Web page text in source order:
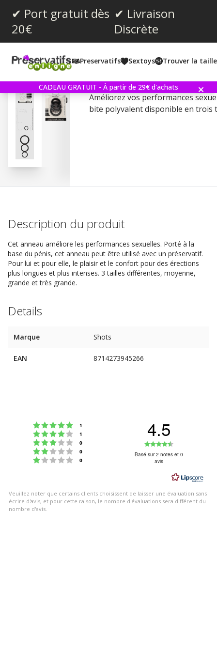
✔ Port gratuit dès
20€
✔ Livraison
Discrète
Preservatifs Sextoys Trouver la
CADEAU GRATUIT - À partir de 29€ d'achats
Note moyenne:
4.5 votes:
2
Round Cockring Set
Améliorez vos performances
bite polyvalent disponible en trois
Description du produit
Cet anneau améliore les performances sexuelles. Porté à la
base du pénis, cet anneau peut être utilisé avec un préservatif.
Pour lui et pour elle, le plaisir et le confort pour des érections
plus longues et plus intenses. 3 tailles différentes, moyenne,
grande et très grande.
Details
Marque Shots
EAN 8714273945266
Note : 5 étoiles sur 5
1
Note : 4 étoiles sur 5
1
Note : 3 étoiles sur 5
0
Note : 2 étoiles sur 5
0
Note : 1 étoiles sur 5
0
4.5
:
étoiles
sur
5
Basé sur 2 notes et 0
avis
Veuillez noter que certains clients choisissent de laisser une évaluation sans
écrire d'avis, et pour cette raison, le nombre d'évaluations sera différent du
nombre d'avis.